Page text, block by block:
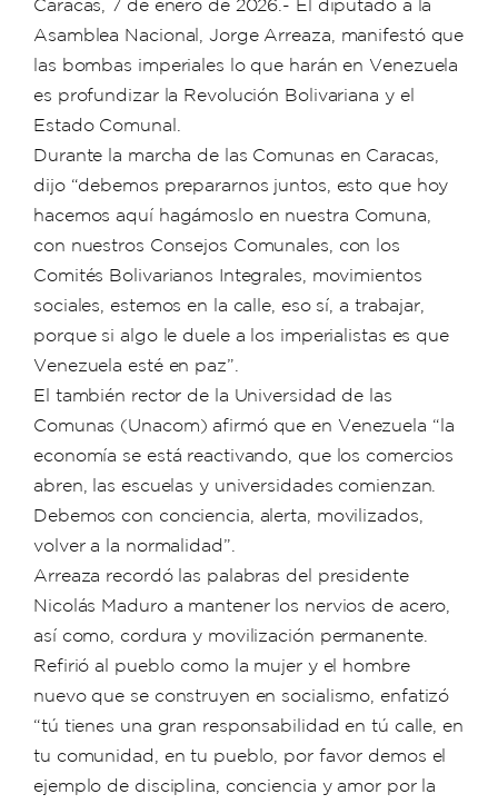
Caracas, 7 de enero de 2026.- El diputado a la
Asamblea Nacional, Jorge Arreaza, manifestó que
las bombas imperiales lo que harán en Venezuela
es profundizar la Revolución Bolivariana y el
Estado Comunal.
Durante la marcha de las Comunas en Caracas,
dijo “debemos prepararnos juntos, esto que hoy
hacemos aquí hagámoslo en nuestra Comuna,
con nuestros Consejos Comunales, con los
Comités Bolivarianos Integrales, movimientos
sociales, estemos en la calle, eso sí, a trabajar,
porque si algo le duele a los imperialistas es que
Venezuela esté en paz”.
El también rector de la Universidad de las
Comunas (Unacom) afirmó que en Venezuela “la
economía se está reactivando, que los comercios
abren, las escuelas y universidades comienzan.
Debemos con conciencia, alerta, movilizados,
volver a la normalidad”.
Arreaza recordó las palabras del presidente
Nicolás Maduro a mantener los nervios de acero,
así como, cordura y movilización permanente.
Refirió al pueblo como la mujer y el hombre
nuevo que se construyen en socialismo, enfatizó
“tú tienes una gran responsabilidad en tú calle, en
tu comunidad, en tu pueblo, por favor demos el
ejemplo de disciplina, conciencia y amor por la